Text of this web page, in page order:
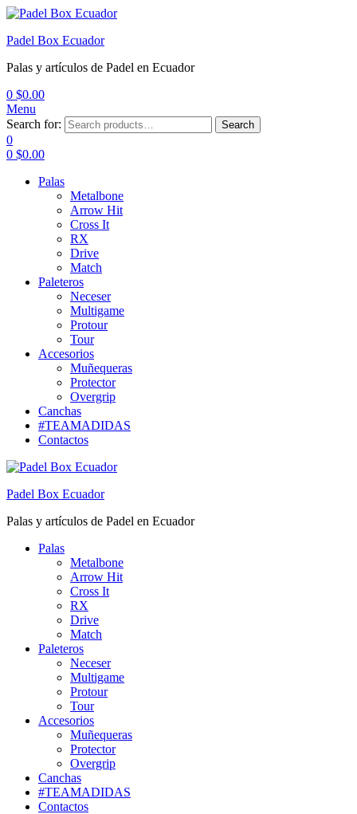
Padel Box Ecuador
Palas y artículos de Padel en Ecuador
0 $0.00
Menu
Search for:
Search
0
0 $0.00
Palas
Metalbone
Arrow Hit
Cross It
RX
Drive
Match
Paleteros
Neceser
Multigame
Protour
Tour
Accesorios
Muñequeras
Protector
Overgrip
Canchas
#TEAMADIDAS
Contactos
Padel Box Ecuador
Palas y artículos de Padel en Ecuador
Palas
Metalbone
Arrow Hit
Cross It
RX
Drive
Match
Paleteros
Neceser
Multigame
Protour
Tour
Accesorios
Muñequeras
Protector
Overgrip
Canchas
#TEAMADIDAS
Contactos